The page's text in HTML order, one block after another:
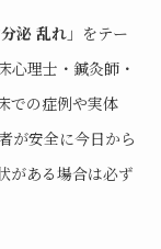
泌 乱れ」をテー
心理士・鍼灸師・
での症例や実体
が安全に今日から
がある場合は必ず